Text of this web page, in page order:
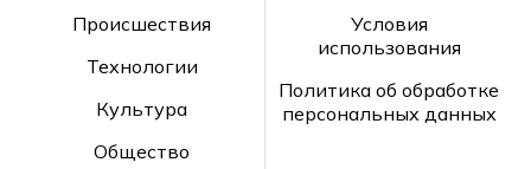
Происшествия
Технологии
Культура
Общество
Условия
использования
Политика об обработке
персональных данных